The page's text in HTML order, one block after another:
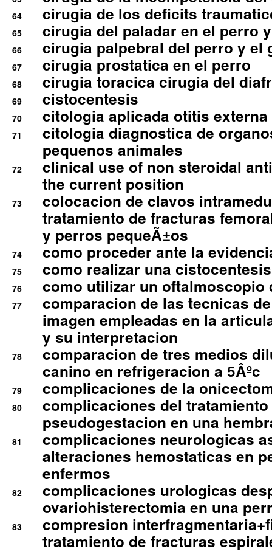
64 cirugia de los deficits
65 cirugia del paladar en el perro
66 cirugia palpebral del perro y el
67 cirugia prostatica en el perro
68 cirugia toracica cirugia del
69 cistocentesis
70 citologia aplicada otitis externa
71
citologia diagnostica de
pequenos animales
72
clinical use of non steroidal
the current position
73
colocacion de clavos
tratamiento de fracturas
y perros pequeÃ±os
74 como proceder ante la
75 como realizar una
76 como utilizar un oftalmoscopio
77
comparacion de las tecnicas
imagen empleadas en la
y su interpretacion
78
comparacion de tres medios
canino en refrigeracion a 5Âºc
79 complicaciones de la
80
complicaciones del
pseudogestacion en una
81
complicaciones neurologicas
alteraciones hemostaticas en
enfermos
82
complicaciones urologicas
ovariohisterectomia en una
83
compresion
tratamiento de fracturas